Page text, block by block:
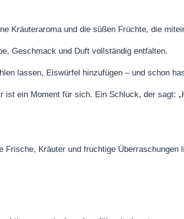
Kräuteraroma und die süßen Früchte, die
Geschmack und Duft vollständig entfalten.
lassen, Eiswürfel hinzufügen – und schon
ist ein Moment für sich. Ein Schluck, der sagt:
Frische, Kräuter und fruchtige